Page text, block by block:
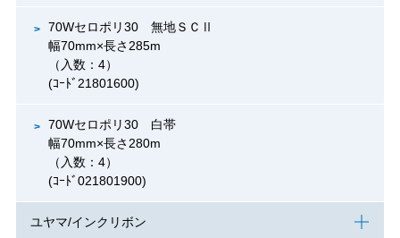
70Wセロポリ30 無地ＳＣⅡ
幅70mm×長さ285m
（入数：4）
(ｺｰﾄﾞ21801600)
70Wセロポリ30 白帯
幅70mm×長さ280m
（入数：4）
(ｺｰﾄﾞ021801900)
ユヤマ/インクリボン